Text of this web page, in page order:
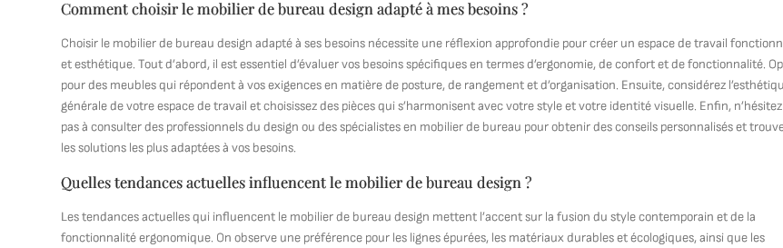
Comment choisir le mobilier de bureau design adapté à mes besoins ?
Choisir le mobilier de bureau design adapté à ses besoins nécessite une réflexion approfondie pour créer un espace de travail
et esthétique. Tout d’abord, il est essentiel d’évaluer vos besoins spécifiques en termes d’ergonomie, de confort et de fonctionnalité.
pour des meubles qui répondent à vos exigences en matière de posture, de rangement et d’organisation. Ensuite, considérez
générale de votre espace de travail et choisissez des pièces qui s’harmonisent avec votre style et votre identité visuelle. Enfin, n’hésitez
pas à consulter des professionnels du design ou des spécialistes en mobilier de bureau pour obtenir des conseils personnalisés et
les solutions les plus adaptées à vos besoins.
Quelles tendances actuelles influencent le mobilier de bureau design ?
Les tendances actuelles qui influencent le mobilier de bureau design mettent l’accent sur la fusion du style contemporain et de la
fonctionnalité ergonomique. On observe une préférence pour les lignes épurées, les matériaux durables et écologiques, ainsi que les